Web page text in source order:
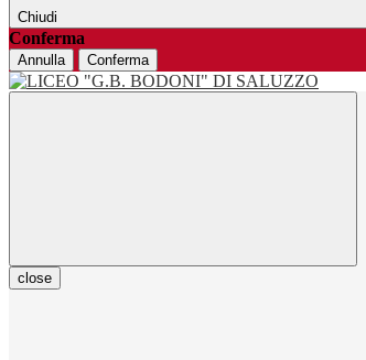
Chiudi
Conferma
Annulla Conferma
close